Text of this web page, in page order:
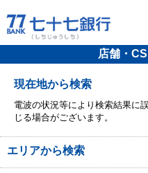
店舗・
現在地から検索
電波の状況等により検索結果に
じる場合がございます。
エリアから検索